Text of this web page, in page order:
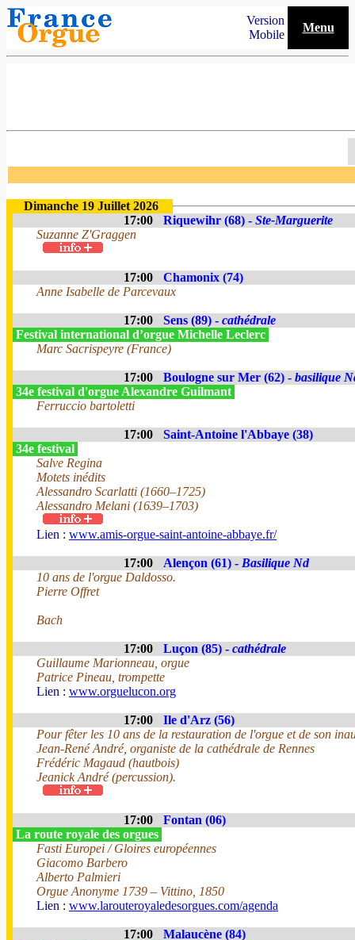
Version
Mobile
Menu
Dimanche 19 Juillet 2026
17:00
Riquewihr (68) - Ste-Marguerite
Suzanne Z'Graggen
17:00
Chamonix (74)
Anne Isabelle de Parcevaux
17:00 Sens (89) - cathédrale
Festival international d’orgue Michelle Leclerc
Marc Sacrispeyre (France)
17:00 Boulogne sur Mer (62) - basilique
34e festival d'orgue Alexandre Guilmant
Ferruccio bartoletti
17:00
Saint-Antoine l'Abbaye (38)
34e festival
Salve Regina
Motets inédits
Alessandro Scarlatti (1660–1725)
Alessandro Melani (1639–1703)
Lien : www.amis-orgue-saint-antoine-abbaye.fr/
17:00 Alençon (61) - Basilique Nd
10 ans de l'orgue Daldosso.
Pierre Offret
Bach
17:00 Luçon (85) - cathédrale
Guillaume Marionneau, orgue
Patrice Pineau, trompette
Lien : www.orguelucon.org
17:00
Ile d'Arz (56)
Pour fêter les 10 ans de la restauration de l'orgue et de son
Jean-René André, organiste de la cathédrale de Rennes
Frédéric Magaud (hautbois)
Jeanick André (percussion).
17:00
Fontan (06)
La route royale des orgues
Fasti Europei / Gloires européennes
Giacomo Barbero
Alberto Palmieri
Orgue Anonyme 1739 – Vittino, 1850
Lien : www.larouteroyaledesorgues.com/agenda
17:00
Malaucène (84)